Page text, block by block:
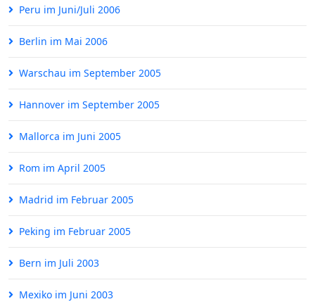
Peru im Juni/Juli 2006
Berlin im Mai 2006
Warschau im September 2005
Hannover im September 2005
Mallorca im Juni 2005
Rom im April 2005
Madrid im Februar 2005
Peking im Februar 2005
Bern im Juli 2003
Mexiko im Juni 2003